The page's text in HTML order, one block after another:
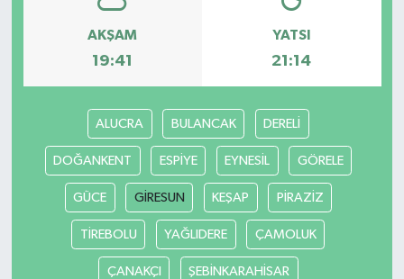
AKŞAM
19:41
YATSI
21:14
ALUCRA BULANCAK DERELİ
DOĞANKENT ESPİYE EYNESİL GÖRELE
GÜCE GİRESUN KEŞAP PİRAZİZ
TİREBOLU YAĞLIDERE ÇAMOLUK
ÇANAKÇI ŞEBİNKARAHİSAR
Genel
GÜNDEM
İş ilanı
Kilimli
Kültür - Sanat